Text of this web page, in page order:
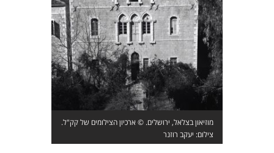
מוזיאון בצלאל, ירושלים. © ארכיון הצילומים של קק"ל.
צילום: יעקב רוזנר